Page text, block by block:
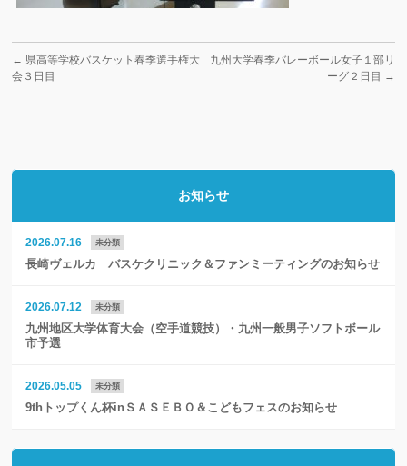
← 県高等学校バスケット春季選手権大
会３日目
九州大学春季バレーボール女子１部リ
ーグ２日目 →
お知らせ
2026.07.16 未分類
長崎ヴェルカ バスケクリニック＆ファンミーティングのお知らせ
2026.07.12 未分類
九州地区大学体育大会（空手道競技）・九州一般男子ソフトボール
市予選
2026.05.05 未分類
9thトップくん杯inＳＡＳＥＢＯ＆こどもフェスのお知らせ